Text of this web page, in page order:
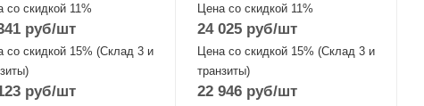
со скидкой 11%
руб/шт
со скидкой 15% (Склад 3 и
руб/шт
Цена со скидкой 11%
24 025руб/шт
Цена со скидкой 15% (Склад 3 и
транзиты)
22 946руб/шт